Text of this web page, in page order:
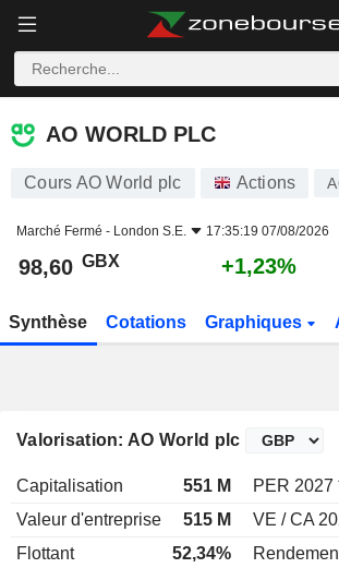
AO WORLD PLC
AO WORLD PLC
Cours AO World plc Actions
Marché Fermé - London S.E. 17:35:19 07/08/2026
98,60 GBX +1,23%
Synthèse Cotations Graphiques
Valorisation: AO World plc
Capitalisation 551 M PER 2027
Valeur d'entreprise
515 M VE / CA
Flottant
52,34%